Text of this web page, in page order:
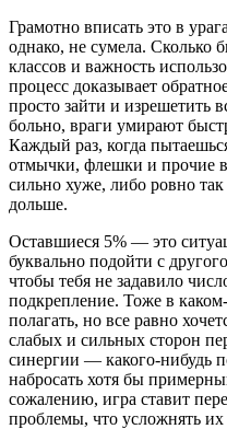
Грамотно вписать это в
однако, не сумела. Сколько
классов и важность
процесс доказывает
просто зайти и изрешетить
больно, враги умирают
Каждый раз, когда
отмычки, флешки и прочие
сильно хуже, либо ровно так
дольше.
Оставшиеся 5% — это
буквально подойти с
чтобы тебя не задавило
подкрепление. Тоже в каком-
полагать, но все равно
слабых и сильных сторон
синергии — какого-нибудь
набросать хотя бы
сожалению, игра ставит
проблемы, что усложнять